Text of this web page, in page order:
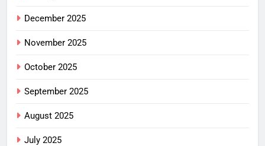
December 2025
November 2025
October 2025
September 2025
August 2025
July 2025